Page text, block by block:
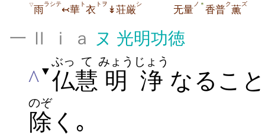
▽雨ラシテ↢華 ト衣 トヲ ↡荘厳シ 无量ノ ＊ 香普ク薫ズ
一 Ⅱ ⅰ ａ ヌ 光明功徳
^ ▼ 仏
ぶっ
慧
て
明浄
みょうじょう
なるこ
除
のぞ
く｡